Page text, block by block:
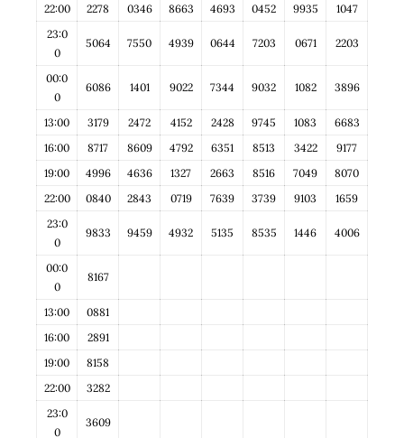
22:00
2278 0346 8663 4693 0452 9935
1047
23:0
0
5064 7550 4939 0644 7203 0671 2203
00:0
0
6086 1401 9022 7344 9032 1082 3896
13:00 3179 2472 4152 2428 9745 1083
6683
16:00
8717 8609 4792 6351 8513 3422
9177
19:00
4996 4636 1327 2663 8516 7049
8070
22:00
0840 2843 0719 7639 3739 9103
1659
23:0
0
9833 9459 4932 5135 8535 1446 4006
00:0
0
8167
13:00
0881
16:00
2891
19:00
8158
22:00
3282
23:0
0
3609